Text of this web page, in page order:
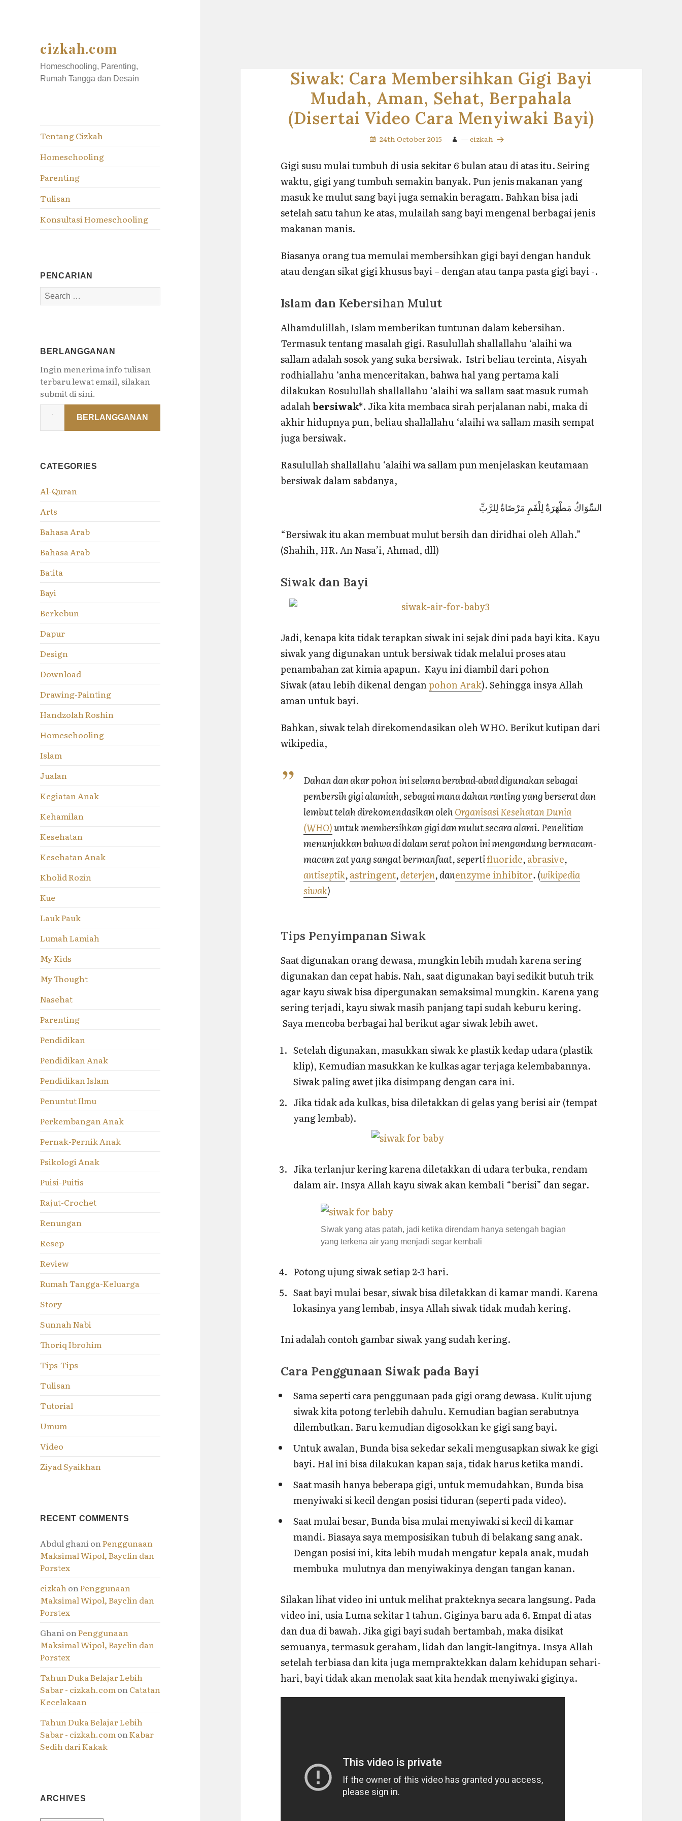
cizkah.com
Homeschooling, Parenting,
Rumah Tangga dan Desain
Tentang Cizkah
Homeschooling
Parenting
Tulisan
Konsultasi Homeschooling
PENCARIAN
Search
for:
BERLANGGANAN
Ingin menerima info tulisan
terbaru lewat email, silakan
submit di sini.
email…
BERLANGGANAN
CATEGORIES
Al-Quran
Arts
Bahasa Arab
Bahasa Arab
Batita
Bayi
Berkebun
Dapur
Design
Download
Drawing-Painting
Handzolah Roshin
Homeschooling
Islam
Jualan
Kegiatan Anak
Kehamilan
Kesehatan
Kesehatan Anak
Kholid Rozin
Kue
Lauk Pauk
Lumah Lamiah
My Kids
My Thought
Nasehat
Parenting
Pendidikan
Pendidikan Anak
Pendidikan Islam
Penuntut Ilmu
Perkembangan Anak
Pernak-Pernik Anak
Psikologi Anak
Puisi-Puitis
Rajut-Crochet
Renungan
Resep
Review
Rumah Tangga-Keluarga
Story
Sunnah Nabi
Thoriq Ibrohim
Tips-Tips
Tulisan
Tutorial
Umum
Video
Ziyad Syaikhan
RECENT COMMENTS
Abdul ghanionPenggunaan
Maksimal Wipol, Bayclin dan
Porstex
cizkahonPenggunaan
Maksimal Wipol, Bayclin dan
Porstex
GhanionPenggunaan
Maksimal Wipol, Bayclin dan
Porstex
Tahun Duka Belajar Lebih
Sabar - cizkah.comonCatatan
Kecelakaan
Tahun Duka Belajar Lebih
Sabar - cizkah.comonKabar
Sedih dari Kakak
ARCHIVES
Siwak: Cara Membersihkan Gigi Bayi
Mudah, Aman, Sehat, Berpahala
(Disertai Video Cara Menyiwaki Bayi)
24th October 2015 —cizkah
Gigi susu mulai tumbuh di usia sekitar 6 bulan atau di atas itu. Seiring
waktu, gigi yang tumbuh semakin banyak. Pun jenis makanan yang
masuk ke mulut sang bayi juga semakin beragam. Bahkan bisa jadi
setelah satu tahun ke atas, mulailah sang bayi mengenal berbagai jenis
makanan manis.
Biasanya orang tua memulai membersihkan gigi bayi dengan handuk
atau dengan sikat gigi khusus bayi – dengan atau tanpa pasta gigi bayi -.
Islam dan Kebersihan Mulut
Alhamdulillah, Islam memberikan tuntunan dalam kebersihan.
Termasuk tentang masalah gigi. Rasulullah shallallahu ‘alaihi wa
sallam adalah sosok yang suka bersiwak. Istri beliau tercinta, Aisyah
rodhiallahu ‘anha menceritakan, bahwa hal yang pertama kali
dilakukan Rosulullah shallallahu ‘alaihi wa sallam saat masuk rumah
adalahbersiwak*. Jika kita membaca sirah perjalanan nabi, maka di
akhir hidupnya pun, beliau shallallahu ‘alaihi wa sallam masih sempat
juga bersiwak.
Rasulullah shallallahu ‘alaihi wa sallam pun menjelaskan keutamaan
bersiwak dalam sabdanya,
السِّوَاكُ مَطْهَرَةٌ لِلْفَمِ مَرْضَاةٌ لِلرَّبِّ
“Bersiwak itu akan membuat mulut bersih dan diridhai oleh Allah.”
(Shahih, HR. An Nasa’i, Ahmad, dll)
Siwak dan Bayi
Jadi, kenapa kita tidak terapkan siwak ini sejak dini pada bayi kita. Kayu
siwak yang digunakan untuk bersiwak tidak melalui proses atau
penambahan zat kimia apapun. Kayu ini diambil dari pohon
Siwak (atau lebih dikenal denganpohon Arak). Sehingga insya Allah
aman untuk bayi.
Bahkan, siwak telah direkomendasikan oleh WHO. Berikut kutipan dari
wikipedia,
Dahan dan akar pohon ini selama berabad-abad digunakan sebagai
pembersih gigi alamiah, sebagai mana dahan ranting yang berserat dan
lembut telah direkomendasikan olehOrganisasi Kesehatan Dunia
(WHO)untuk membersihkan gigi dan mulut secara alami. Penelitian
menunjukkan bahwa di dalam serat pohon ini mengandung bermacam-
macam zat yang sangat bermanfaat, sepertifluoride,abrasive,
antiseptik,astringent,deterjen, danenzyme inhibitor. (wikipedia
siwak)
Tips Penyimpanan Siwak
Saat digunakan orang dewasa, mungkin lebih mudah karena sering
digunakan dan cepat habis. Nah, saat digunakan bayi sedikit butuh trik
agar kayu siwak bisa dipergunakan semaksimal mungkin. Karena yang
sering terjadi, kayu siwak masih panjang tapi sudah keburu kering.
Saya mencoba berbagai hal berikut agar siwak lebih awet.
Setelah digunakan, masukkan siwak ke plastik kedap udara (plastik
klip), Kemudian masukkan ke kulkas agar terjaga kelembabannya.
Siwak paling awet jika disimpang dengan cara ini.
Jika tidak ada kulkas, bisa diletakkan di gelas yang berisi air (tempat
yang lembab).
Jika terlanjur kering karena diletakkan di udara terbuka, rendam
dalam air. Insya Allah kayu siwak akan kembali “berisi” dan segar.
Siwak yang atas patah, jadi ketika direndam hanya setengah bagian
yang terkena air yang menjadi segar kembali
Potong ujung siwak setiap 2-3 hari.
Saat bayi mulai besar, siwak bisa diletakkan di kamar mandi. Karena
lokasinya yang lembab, insya Allah siwak tidak mudah kering.
Ini adalah contoh gambar siwak yang sudah kering.
Cara Penggunaan Siwak pada Bayi
Sama seperti cara penggunaan pada gigi orang dewasa. Kulit ujung
siwak kita potong terlebih dahulu. Kemudian bagian serabutnya
dilembutkan. Baru kemudian digosokkan ke gigi sang bayi.
Untuk awalan, Bunda bisa sekedar sekali mengusapkan siwak ke gigi
bayi. Hal ini bisa dilakukan kapan saja, tidak harus ketika mandi.
Saat masih hanya beberapa gigi, untuk memudahkan, Bunda bisa
menyiwaki si kecil dengan posisi tiduran (seperti pada video).
Saat mulai besar, Bunda bisa mulai menyiwaki si kecil di kamar
mandi. Biasaya saya memposisikan tubuh di belakang sang anak.
Dengan posisi ini, kita lebih mudah mengatur kepala anak, mudah
membuka mulutnya dan menyiwakinya dengan tangan kanan.
Silakan lihat video ini untuk melihat prakteknya secara langsung. Pada
video ini, usia Luma sekitar 1 tahun. Giginya baru ada 6. Empat di atas
dan dua di bawah. Jika gigi bayi sudah bertambah, maka disikat
semuanya, termasuk geraham, lidah dan langit-langitnya. Insya Allah
setelah terbiasa dan kita juga mempraktekkan dalam kehidupan sehari-
hari, bayi tidak akan menolak saat kita hendak menyiwaki giginya.